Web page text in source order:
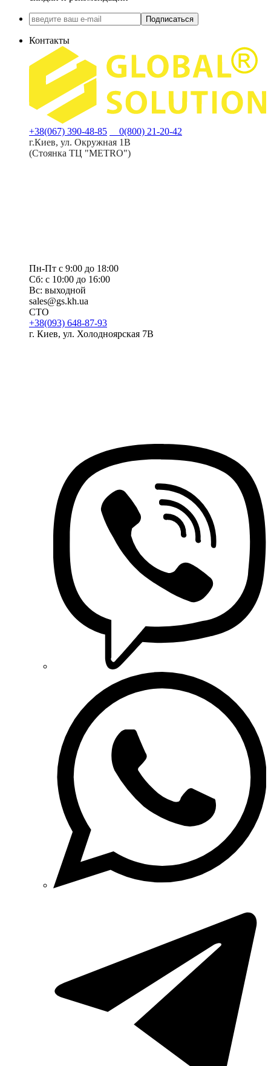
Подписаться
Контакты
+38(067) 390-48-85
0(800) 21-20-42
г.Киев, ул. Окружная 1В
(Стоянка ТЦ "METRO")
Пн-Пт с 9:00 до 18:00
Сб: с 10:00 до 16:00
Вс: выходной
sales@gs.kh.ua
СТО
+38(093) 648-87-93
г. Киев, ул. Холодноярская 7В